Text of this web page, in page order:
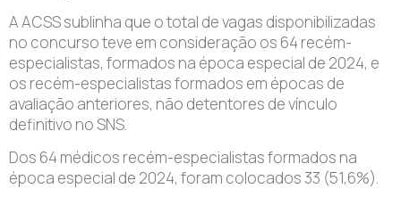
A ACSS sublinha que o total de vagas disponibilizadas
no concurso teve em consideração os 64 recém-
especialistas, formados na época especial de 2024, e
os recém-especialistas formados em épocas de
avaliação anteriores, não detentores de vínculo
definitivo no SNS.
Dos 64 médicos recém-especialistas formados na
época especial de 2024, foram colocados 33 (51,6%).